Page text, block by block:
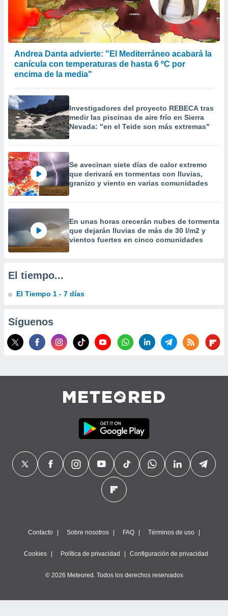
medir el
de
o a través
de
de
uso de
con el
e
mediante
publicidad
publicidad
de
1199
Andrea Danta advierte: "El Mediterráneo acabará la
canícula con temperaturas de hasta 6 ºC por
encima de la media"
Investigadores del proyecto REBECA tras
medir las piscinas de aire frío en Sierra
Nevada: "en el Teide son más extremas"
Se avecinan siete días de calor extremo
que derivará en tormentas con lluvias,
granizo y viento en varias comunidades
En unas horas crecerán nubes de tormenta
que dejarán lluvias de más de 30 l/m2 y
vientos fuertes en cinco comunidades
El tiempo...
El Tiempo 1 - 7 días
Síguenos
Contacto Sobre nosotros FAQ Términos de uso
Cookies Política de privacidad Configuración de privacidad
© 2026 Meteored. Todos los derechos reservados